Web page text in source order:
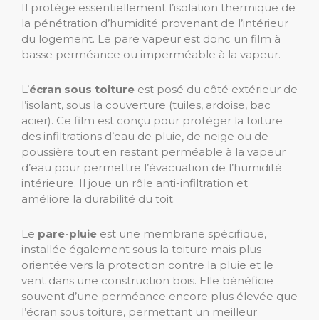
Il protège essentiellement l’isolation thermique de
la pénétration d’humidité provenant de l’intérieur
du logement. Le pare vapeur est donc un film à
basse perméance ou imperméable à la vapeur.
L’écran sous toiture est posé du côté extérieur de
l’isolant, sous la couverture (tuiles, ardoise, bac
acier). Ce film est conçu pour protéger la toiture
des infiltrations d’eau de pluie, de neige ou de
poussière tout en restant perméable à la vapeur
d’eau pour permettre l’évacuation de l’humidité
intérieure. Il joue un rôle anti-infiltration et
améliore la durabilité du toit.
Le pare-pluie est une membrane spécifique,
installée également sous la toiture mais plus
orientée vers la protection contre la pluie et le
vent dans une construction bois. Elle bénéficie
souvent d’une perméance encore plus élevée que
l’écran sous toiture, permettant un meilleur